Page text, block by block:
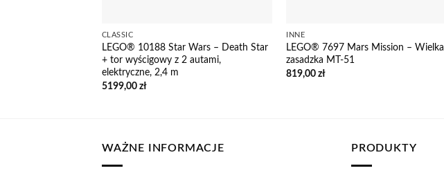
CLASSIC
LEGO® 10188 Star Wars – Death Star
+ tor wyścigowy z 2 autami,
elektryczne, 2,4 m
5199,00 zł
INNE
LEGO® 7697 Mars Mission – Wielka
zasadzka MT-51
819,00zł
WAŻNE INFORMACJE PRODUKTY